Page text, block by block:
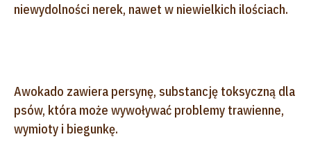
niewydolności nerek, nawet w niewielkich ilościach.
Awokado zawiera persynę, substancję toksyczną dla
psów, która może wywoływać problemy trawienne,
wymioty i biegunkę.